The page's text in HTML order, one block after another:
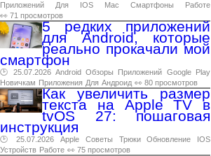
Приложений
Для IOS Mac Смартфоны
Работе
👀 71 просмотров
5 редких приложений
для Android, которые
реально прокачали мой
смартфон
🕑 25.07.2026 Android Обзоры Приложений Google
Play
Новичкам Приложения Для Андроид 👀 80 просмотров
Как увеличить размер
текста на Apple TV в
tvOS 27: пошаговая
инструкция
🕑 25.07.2026 Apple Советы Трюки Обновление
IOS
Устройств Работе 👀 75 просмотров